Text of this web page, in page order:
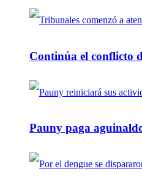
Continúa el conflicto
Pauny paga